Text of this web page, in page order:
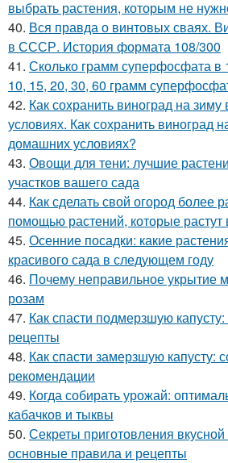
выбрать растения, которым не
40. Вся правда о винтовых сваях.
в СССР. История формата 108/300
41. Сколько грамм суперфосфата в
10, 15, 20, 30, 60 грамм
42. Как сохранить виноград на
условиях. Как сохранить виноград
домашних условиях?
43. Овощи для тени: лучшие
участков вашего сада
44. Как сделать свой огород более
помощью растений, которые растут
45. Осенние посадки: какие
красивого сада в следующем году
46. Почему неправильное укрытие
розам
47. Как спасти подмерзшую
рецепты
48. Как спасти замерзшую капусту:
рекомендации
49. Когда собирать урожай:
кабачков и тыквы
50. Секреты приготовления
основные правила и рецепты